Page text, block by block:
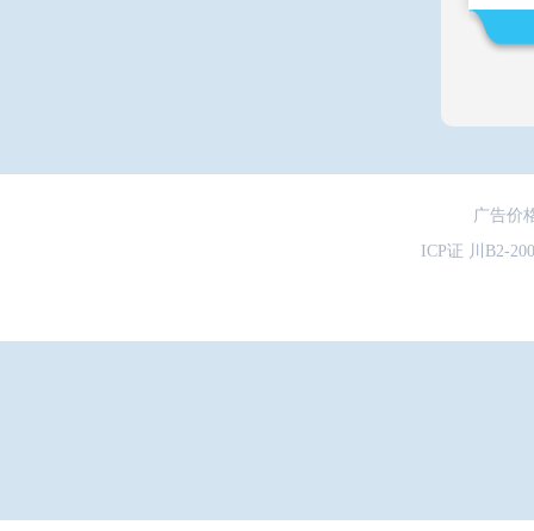
广告价
ICP证 川B2-